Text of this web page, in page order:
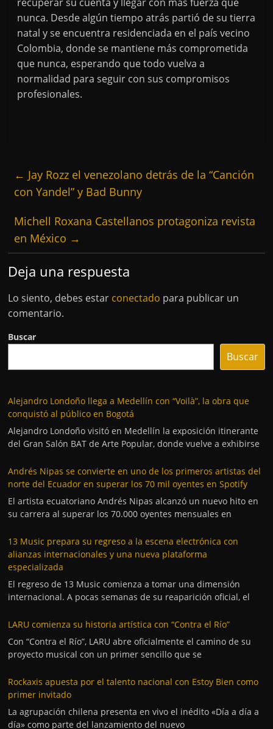
nunca. Desde algún tiempo atrás partió de su tierra
natal y se encuentra residenciada en el país vecino
Colombia, donde se mantiene más comprometida
que nunca, esperando que todo vuelva a
normalidad para seguir con sus compromisos
profesionales.
← Jay Rozz el venezolano detrás de la “Canción
con Yandel” y Bad Bunny
Michell Roxana Castellanos protagoniza revista
en México →
Deja una respuesta
Lo siento, debes estar conectado para publicar un
comentario.
Buscar
Buscar
Alejandro Londoño llega a Medellín con “Voilà”, la obra que
conquistó al público en Bogotá
Alejandro Londoño visitó en Medellín la exposición itinerante
del Gran Salón BAT de Arte Popular, donde vuelve a exhibirse
Andrés Nipas se convierte en uno de los primeros artistas del
norte del Ecuador en superar los 70 mil oyentes en Spotify
El artista ecuatoriano Andrés Nipas alcanzó un nuevo hito en
su carrera al superar los 70.000 oyentes mensuales en
13 Music prepara su regreso a la escena electrónica con
alianzas internacionales y una nueva plataforma
especializada
El regreso de 13 Music comienza a tomar una dimensión
internacional. A pocas semanas de su reaparición oficial, el
LARU comienza su historia artística con “Contra el Río”
Con “Contra el Río”, LARU abre oficialmente el camino de su
proyecto musical con un primer sencillo que se
Rockaxis apuesta por el talento nacional con Estoy Bien como
primer invitado
La agrupación chilena presenta en vivo el inédito «Día a día a
día» como parte del lanzamiento del nuevo